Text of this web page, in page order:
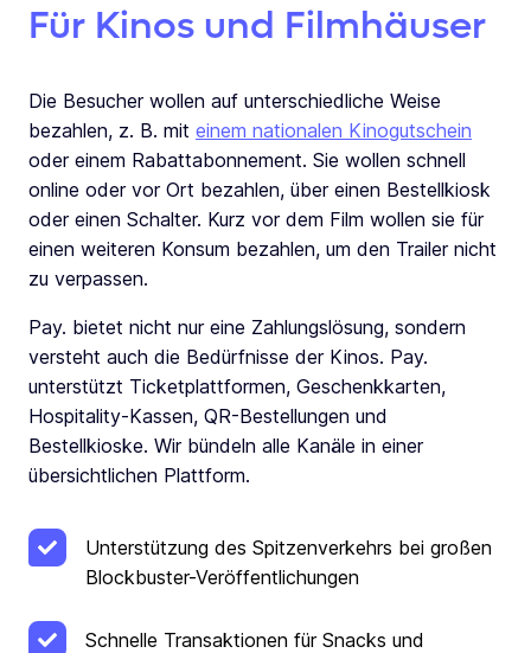
Für Kinos und Filmhäuser
Die Besucher wollen auf unterschiedliche Weise
bezahlen, z. B. mit einem nationalen Kinogutschein
oder einem Rabattabonnement. Sie wollen schnell
online oder vor Ort bezahlen, über einen Bestellkiosk
oder einen Schalter. Kurz vor dem Film wollen sie für
einen weiteren Konsum bezahlen, um den Trailer nicht
zu verpassen.
Pay. bietet nicht nur eine Zahlungslösung, sondern
versteht auch die Bedürfnisse der Kinos. Pay.
unterstützt Ticketplattformen, Geschenkkarten,
Hospitality-Kassen, QR-Bestellungen und
Bestellkioske. Wir bündeln alle Kanäle in einer
übersichtlichen Plattform.
Unterstützung des Spitzenverkehrs bei großen
Blockbuster-Veröffentlichungen
Schnelle Transaktionen für Snacks und